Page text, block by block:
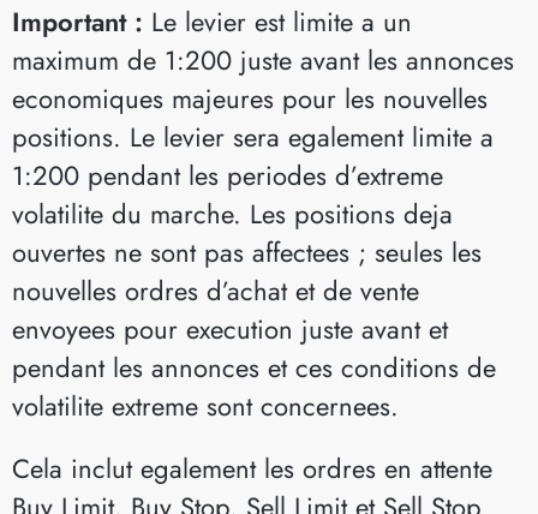
Important : Le levier est limite a un
maximum de 1:200 juste avant les annonces
economiques majeures pour les nouvelles
positions. Le levier sera egalement limite a
1:200 pendant les periodes d’extreme
volatilite du marche. Les positions deja
ouvertes ne sont pas affectees ; seules les
nouvelles ordres d’achat et de vente
envoyees pour execution juste avant et
pendant les annonces et ces conditions de
volatilite extreme sont concernees.
Cela inclut egalement les ordres en attente
Buy Limit, Buy Stop, Sell Limit et Sell Stop